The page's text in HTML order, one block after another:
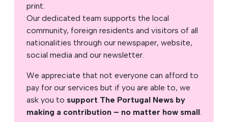
print.
Our dedicated team supports the local
community, foreign residents and visitors of all
nationalities through our newspaper, website,
social media and our newsletter.
We appreciate that not everyone can afford to
pay for our services but if you are able to, we
ask you to support The Portugal News by
making a contribution – no matter how small.